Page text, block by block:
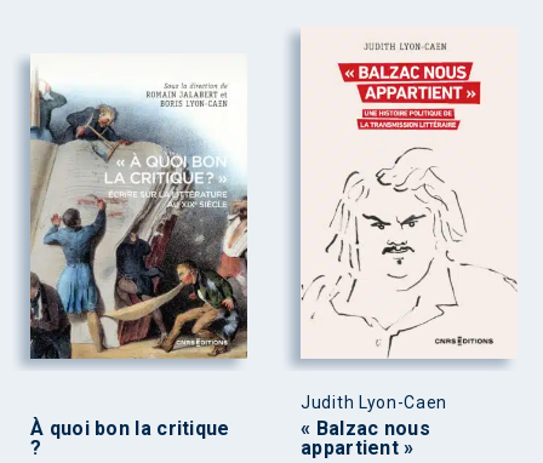
À quoi bon la critique
?
Judith Lyon-Caen
« Balzac nous
appartient »